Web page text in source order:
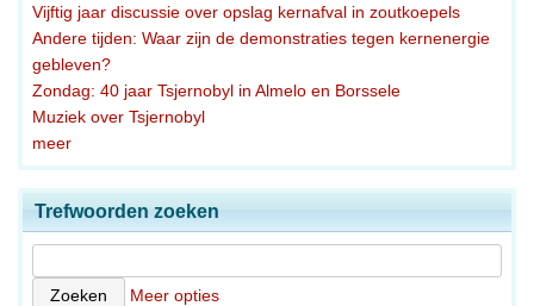
Vijftig jaar discussie over opslag kernafval in zoutkoepels
Andere tijden: Waar zijn de demonstraties tegen kernenergie
gebleven?
Zondag: 40 jaar Tsjernobyl in Almelo en Borssele
Muziek over Tsjernobyl
meer
Trefwoorden zoeken
Meer opties